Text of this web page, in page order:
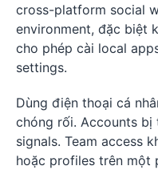
cross-platform social
environment, đặc biệt
cho phép cài local
settings.
Dùng điện thoại cá
chóng rối. Accounts bị
signals. Team access
hoặc profiles trên một